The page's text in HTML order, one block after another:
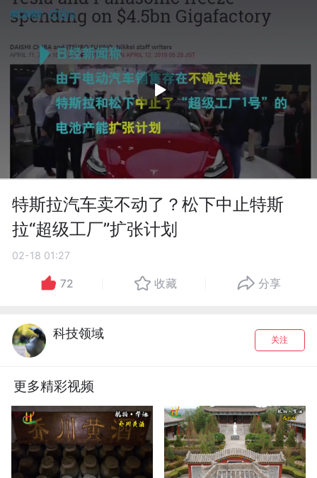
特斯拉汽车卖不动了？松下中止特斯
拉“超级工厂”扩张计划
02-18 01:27
72 收藏 分享
科技领域 关注
更多精彩视频